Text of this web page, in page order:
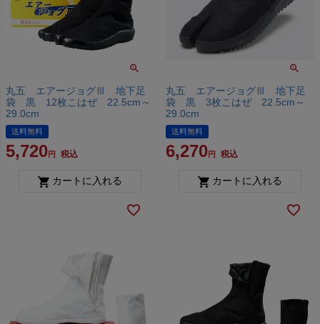
丸五 エアージョグⅢ 地下足
袋 黒 12枚こはぜ 22.5cm～
29.0cm
送料無料
5,720 税込
カートに入れる
丸五 エアージョグⅢ 地下足
袋 黒 3枚こはぜ 22.5cm～
29.0cm
送料無料
6,270 税込
カートに入れる